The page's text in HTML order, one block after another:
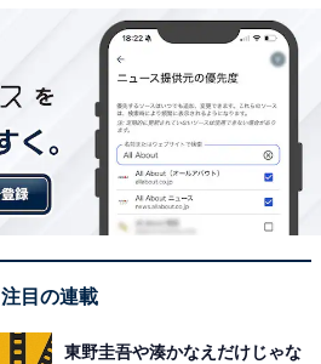
注目の連載
東野圭吾や湊かなえだけじゃな